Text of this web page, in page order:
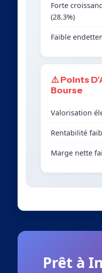
Forte
(28.3%)
Faible
⚠️ Points
Bourse
Valorisation
Rentabilité
Marge nette
Prêt à